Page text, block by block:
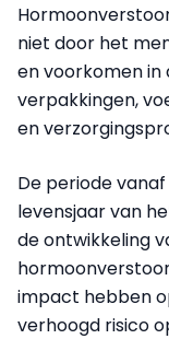
niet door het
en voorkomen in
verpakkingen,
en
De periode
levensjaar van
de ontwikkeling
impact hebben
verhoogd risico